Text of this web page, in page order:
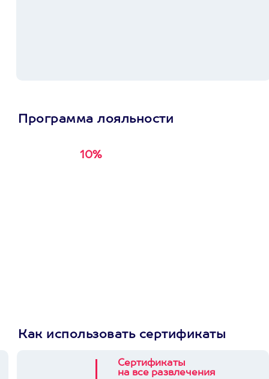
Программа лояльности
10%
Как использовать сертификаты
Сертификаты
на все развлечения